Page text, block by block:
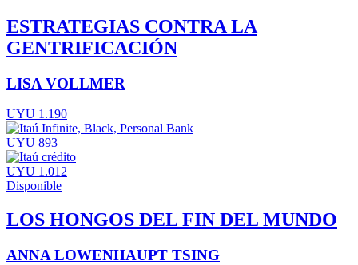
ESTRATEGIAS CONTRA LA
GENTRIFICACIÓN
LISA VOLLMER
UYU 1.190
UYU 893
UYU 1.012
Disponible
LOS HONGOS DEL FIN DEL MUNDO
ANNA LOWENHAUPT TSING